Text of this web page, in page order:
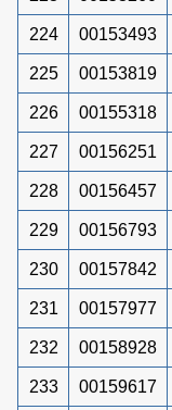
224 00153493
225 00153819
226 00155318
227 00156251
228 00156457
229 00156793
230 00157842
231 00157977
232 00158928
233 00159617